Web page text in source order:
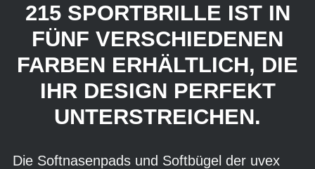
215 SPORTBRILLE IST IN
FÜNF VERSCHIEDENEN
FARBEN ERHÄLTLICH, DIE
IHR DESIGN PERFEKT
UNTERSTREICHEN.
Die Softnasenpads und Softbügel der uvex